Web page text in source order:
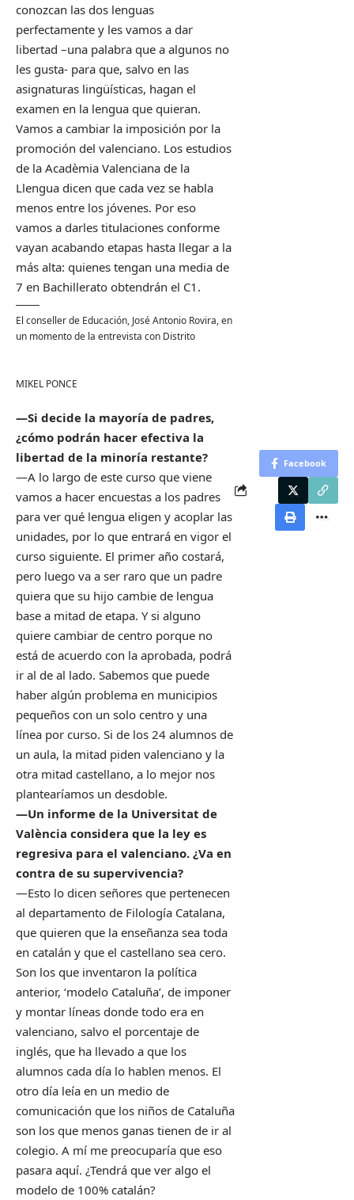
conozcan las dos lenguas
perfectamente y les vamos a dar
libertad –una palabra que a algunos no
les gusta- para que, salvo en las
asignaturas lingüísticas, hagan el
examen en la lengua que quieran.
Vamos a cambiar la imposición por la
promoción del valenciano. Los estudios
de la Acadèmia Valenciana de la
Llengua dicen que cada vez se habla
menos entre los jóvenes. Por eso
vamos a darles titulaciones conforme
vayan acabando etapas hasta llegar a la
más alta: quienes tengan una media de
7 en Bachillerato obtendrán el C1.
El conseller de Educación, José Antonio Rovira, en
un momento de la entrevista con Distrito
MIKEL PONCE
—Si decide la mayoría de padres,
¿cómo podrán hacer efectiva la
libertad de la minoría restante?
—A lo largo de este curso que viene
vamos a hacer encuestas a los padres
para ver qué lengua eligen y acoplar las
unidades, por lo que entrará en vigor el
curso siguiente. El primer año costará,
pero luego va a ser raro que un padre
quiera que su hijo cambie de lengua
base a mitad de etapa. Y si alguno
quiere cambiar de centro porque no
está de acuerdo con la aprobada, podrá
ir al de al lado. Sabemos que puede
haber algún problema en municipios
pequeños con un solo centro y una
línea por curso. Si de los 24 alumnos de
un aula, la mitad piden valenciano y la
otra mitad castellano, a lo mejor nos
plantearíamos un desdoble.
—Un informe de la Universitat de
València considera que la ley es
regresiva para el valenciano. ¿Va en
contra de su supervivencia?
—Esto lo dicen señores que pertenecen
al departamento de Filología Catalana,
que quieren que la enseñanza sea toda
en catalán y que el castellano sea cero.
Son los que inventaron la política
anterior, ‘modelo Cataluña’, de imponer
y montar líneas donde todo era en
valenciano, salvo el porcentaje de
inglés, que ha llevado a que los
alumnos cada día lo hablen menos. El
otro día leía en un medio de
comunicación que los niños de Cataluña
son los que menos ganas tienen de ir al
colegio. A mí me preocuparía que eso
pasara aquí. ¿Tendrá que ver algo el
modelo de 100% catalán?
Facebook